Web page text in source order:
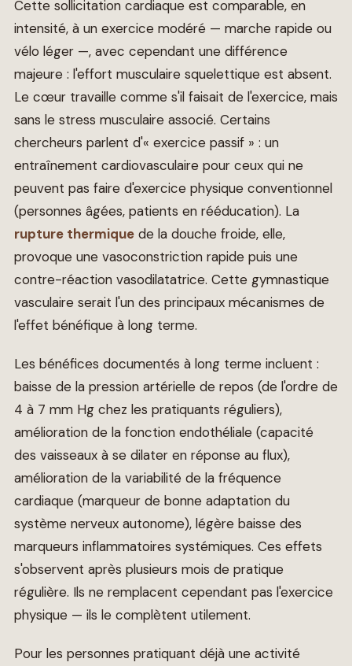
Cette sollicitation cardiaque est comparable, en
intensité, à un exercice modéré — marche rapide ou
vélo léger —, avec cependant une différence
majeure : l'effort musculaire squelettique est absent.
Le cœur travaille comme s'il faisait de l'exercice, mais
sans le stress musculaire associé. Certains
chercheurs parlent d'« exercice passif » : un
entraînement cardiovasculaire pour ceux qui ne
peuvent pas faire d'exercice physique conventionnel
(personnes âgées, patients en rééducation). La
rupture thermiquede la douche froide, elle,
provoque une vasoconstriction rapide puis une
contre-réaction vasodilatatrice. Cette gymnastique
vasculaire serait l'un des principaux mécanismes de
l'effet bénéfique à long terme.
Les bénéfices documentés à long terme incluent :
baisse de la pression artérielle de repos (de l'ordre de
4 à 7 mm Hg chez les pratiquants réguliers),
amélioration de la fonction endothéliale (capacité
des vaisseaux à se dilater en réponse au flux),
amélioration de la variabilité de la fréquence
cardiaque (marqueur de bonne adaptation du
système nerveux autonome), légère baisse des
marqueurs inflammatoires systémiques. Ces effets
s'observent après plusieurs mois de pratique
régulière. Ils ne remplacent cependant pas l'exercice
physique — ils le complètent utilement.
Pour les personnes pratiquant déjà une activité